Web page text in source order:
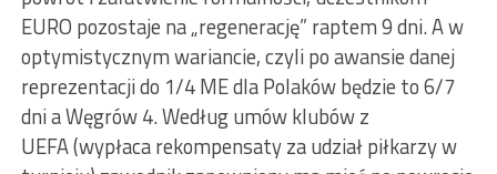
EURO pozostaje na „regenerację” raptem 9 dni. A w
optymistycznym wariancie, czyli po awansie danej
reprezentacji do 1/4 ME dla Polaków będzie to 6/7
dni a Węgrów 4. Według umów klubów z
UEFA (wypłaca rekompensaty za udział piłkarzy w